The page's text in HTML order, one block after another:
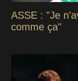
ASSE : "Je
comme ça"